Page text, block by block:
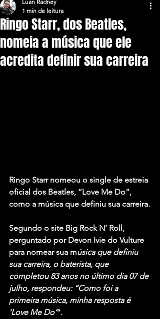
Ringo Starr, dos Beatles,
nomeia a música que ele
acredita definir sua carreira
Luan Radney
1 min de leitura
Ringo Starr nomeou o single de estreia
oficial dos Beatles, “Love Me Do”,
como a música que definiu sua carreira.
Segundo o site Big Rock N’ Roll,
perguntado por Devon Ivie do Vulture
para nomear sua música que definiu
sua carreira, o baterista, que
completou 83 anos no último dia 07 de
julho, respondeu: “Como foi a
primeira música, minha resposta é
‘Love Me Do’“.